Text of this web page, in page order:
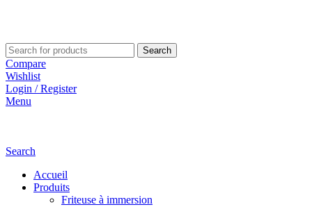
Search
Compare
Wishlist
Login / Register
Menu
Search
Accueil
Produits
Friteuse à immersion